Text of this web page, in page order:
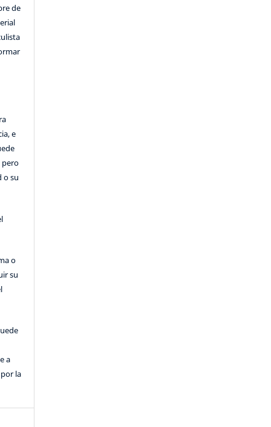
de
e
pero
o su
o
su
a
la